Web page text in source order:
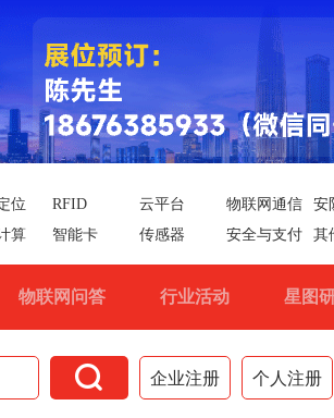
位 RFID 云平台 物联网通信
安
算
智能卡 传感器 安全与支付 其
物联网问答 行业活动 星图
 企业注册 个人注册